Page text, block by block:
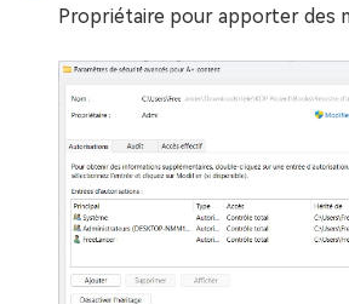
Propriétaire pour apporter des